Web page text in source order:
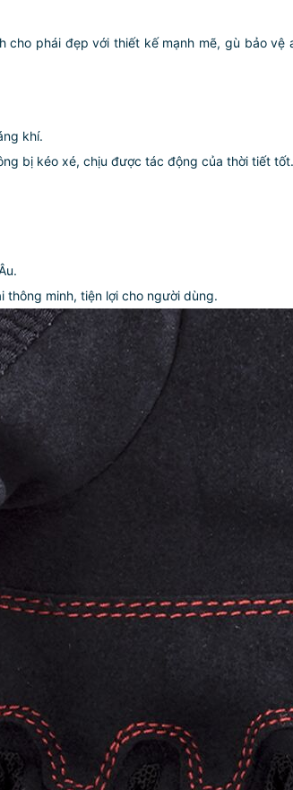
phái đẹp với thiết kế mạnh mẽ, gù bảo
khí.
bị kéo xé, chịu được tác động của thời tiết tốt.
minh, tiện lợi cho người dùng.